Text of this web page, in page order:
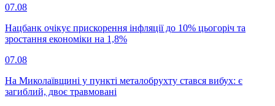
07.08
Нацбанк очікує прискорення інфляції до 10% цьогоріч та
зростання економіки на 1,8%
07.08
На Миколаївщині у пункті металобрухту стався вибух: є
загиблий, двоє травмовані